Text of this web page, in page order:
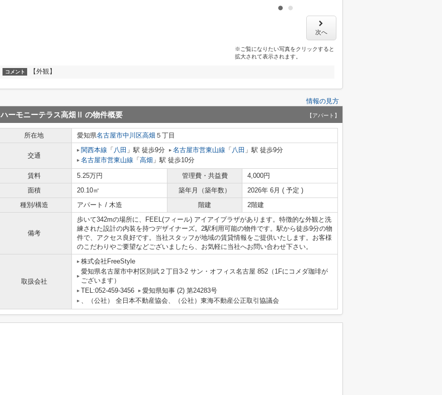
次へ
※ご覧になりたい写真をクリックすると
拡大されて表示されます。
コメント 【外観】
情報の見方
ハーモニーテラス高畑Ⅱ の物件概要 【アパート】
所在地 愛知県名古屋市中川区高畑 ５丁目
交通
関西本線 「 八田 」駅 徒歩9分 名古屋市営東山線 「 八田 」駅 徒歩9分
名古屋市営東山線 「 高畑 」駅 徒歩10分
賃料 5.25万円 管理費・共益費
4,000円
面積
20.10㎡ 築年月（築年数）
2026年 6月 ( 予定 )
種別/構造
アパート / 木造 階建 2階建
備考
歩いて342mの場所に、FEEL(フィール) アイアイプラザがあります。特徴的な外観と洗
練された設計の内装を持つデザイナーズ。2駅利用可能の物件です。駅から徒歩9分の物
件で、アクセス良好です。当社スタッフが地域の賃貸情報をご提供いたします。お客様
のこだわりやご要望などございましたら、お気軽に当社へお問い合わせ下さい。
取扱会社
株式会社FreeStyle
愛知県名古屋市中村区則武２丁目3-2 サン・オフィス名古屋 852（1Fにコメダ珈琲が
ございます）
TEL:052-459-3456
愛知県知事 (2) 第24283号
、（公社） 全日本不動産協会、（公社）東海不動産公正取引協議会